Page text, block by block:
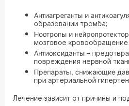
Антиагреганты и
образовании тромба;
Ноотропы и
мозговое кровообращение
Антиоксиданты –
повреждения нервной
Препараты, снижающие
при артериальной
Лечение зависит от причины и